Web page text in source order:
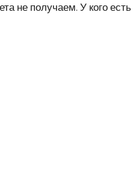
не получаем. У кого есть